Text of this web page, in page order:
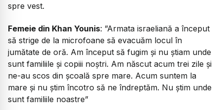
spre vest.
Femeie din Khan Younis: ”Armata israeliană a început
să strige de la microfoane să evacuăm locul în
jumătate de oră. Am început să fugim și nu știam unde
sunt familiile și copiii noștri. Am născut acum trei zile și
ne-au scos din școală spre mare. Acum suntem la
mare și nu știm încotro să ne îndreptăm. Nu știm unde
sunt familiile noastre”